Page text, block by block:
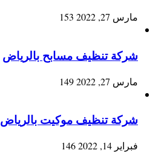
مارس 27, 2022 153
شركة تنظيف مسابح بالرياض
مارس 27, 2022 149
شركة تنظيف موكيت بالرياض
فبراير 14, 2022 146